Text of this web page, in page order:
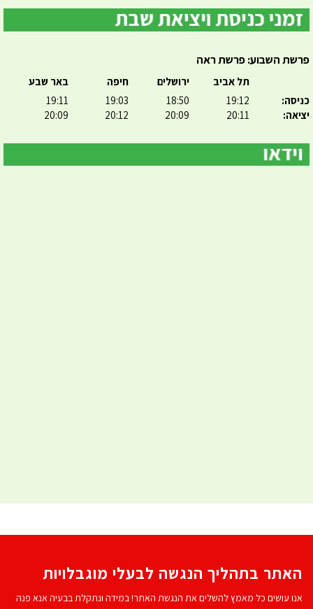
פרשת השבוע: פרשת ראה
כניסה:
יציאה:
תל אביב
19:12
20:11
ירושלים
18:50
20:09
חיפה
19:03
20:12
באר שבע
19:11
20:09
האתר בתהליך הנגשה לבעלי מוגבלויות
אנו עושים כל מאמץ להשלים את הנגשת האתר! במידה ונתקלת בבעיה אנא פנה